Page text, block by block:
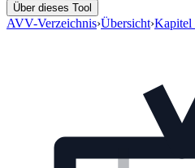
Über dieses Tool
AVV-Verzeichnis›Übersicht›Kapitel